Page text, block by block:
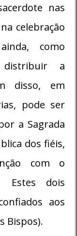
nas
celebração
como
distribuir a
disso, em
pode ser
a Sagrada
dos fiéis,
com o
Estes dois
aos
Bispos).